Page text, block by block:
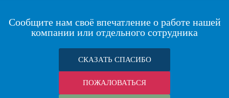
Сообщите нам своё впечатление о работе нашей
компании или отдельного сотрудника
СКАЗАТЬ СПАСИБО
ПОЖАЛОВАТЬСЯ